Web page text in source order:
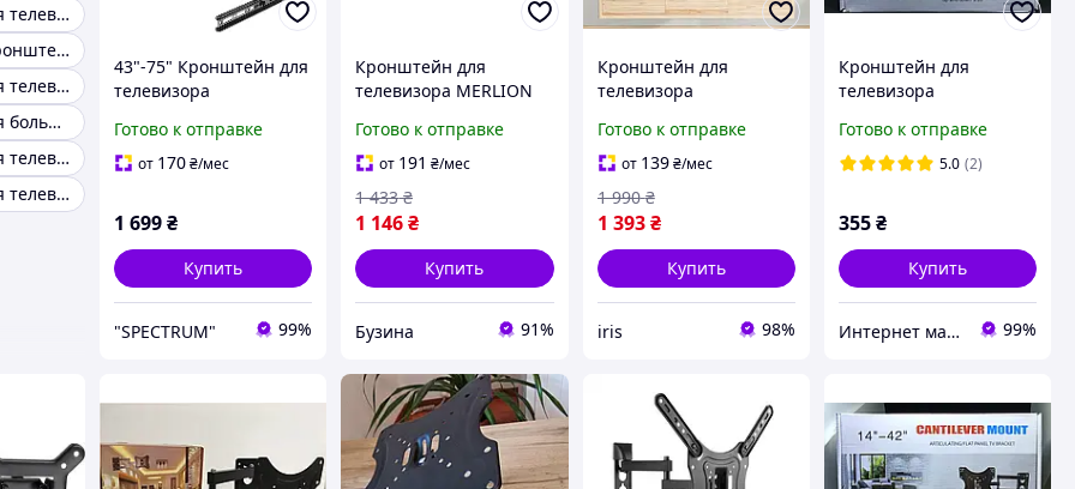
Кронштейн для телевизора 360 градусов
Поворотный кронштейн для телевизора 43
Кронштейн для телевизора вверх вниз
Кронштейн для большого телевизора
Кронштейн для телевизора с вертикальной регулировкой
Кронштейн для телевизора с поворотом
43"-75" Кронштейн для
телевизора
выдвижной Model P-6
Крепление для
поворотное
Готово к отправке
от 170₴/мес
1 699₴
Купить
"SPECTRUM" 99%
Кронштейн для
телевизора MERLION
наклоном 32"-65" до
45кг VESA 600x400mm
черный buzyna
Готово к отправке
от 191 ₴/мес
1 146₴
1 433 ₴
Купить
Бузина 91%
Кронштейн для
телевизора
32-85 дюймов до 60 кг
Крепления к tv на
стену TD-819S для
плазмы
Готово к отправке
от 139 ₴/мес
1 393 ₴
1 990 ₴
Купить
iris 98%
Кронштейн для
телевизора
HDL-117B Крепление,
крепёж
Готово к отправке
5.0 (2)
355₴
Купить
Интернет магазин "Техника" 99%